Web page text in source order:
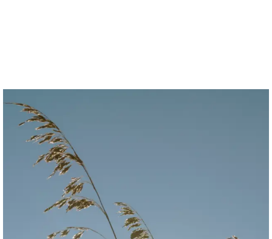
Anne-Sophie Soudoplatoff